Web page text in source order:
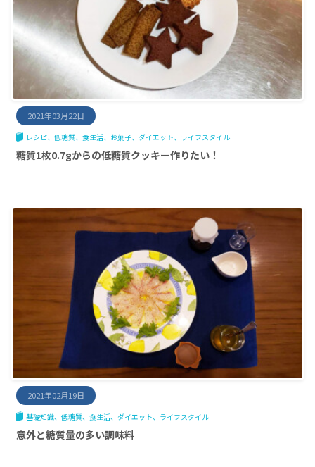
2021年03月22日
レシピ 低糖質 食生活 お菓子 ダイエット ライフスタイル
糖質1枚0.7gからの低糖質クッキー作りたい！
2021年02月19日
基礎知識 低糖質 食生活 ダイエット ライフスタイル
意外と糖質量の多い調味料